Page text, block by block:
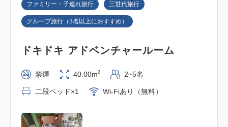
ポート/ホテルユニバーサルポートヴィータどちらの
レストランでもご利用いただけます。
■ホテル公式WEBサイト予約特典
タジオ・ジャパンとホテルがコラボしたオリジナルグ
ッズをプレゼント！
ファミリー・子連れ旅行 三世代旅行
グループ旅行（3名以上におすすめ）
ドキドキ アドベンチャールーム
禁煙 40.00m2 2~5名
二段ベッド×1 Wi-Fiあり（無料）